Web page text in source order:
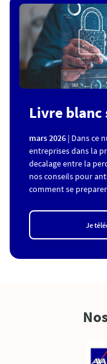
Livre
mars 2026 | Dans ce
entreprises dans la
decalage entre la
nos conseils pour
comment se
Je